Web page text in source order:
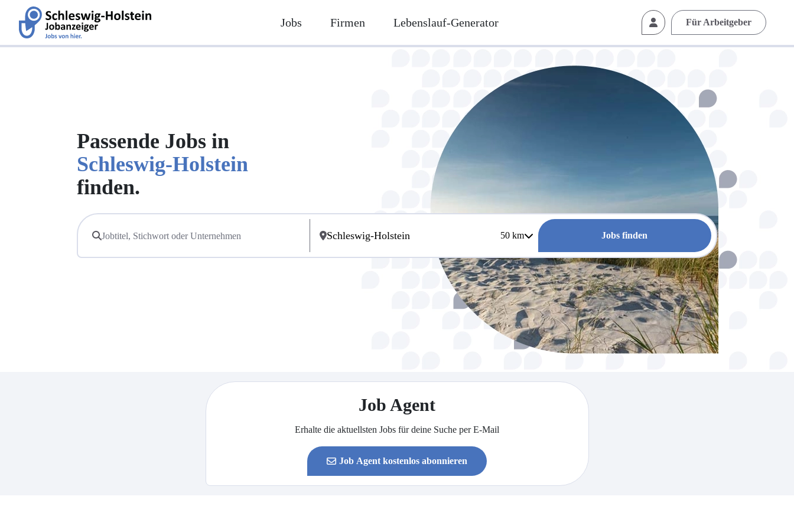
Jobs Firmen Lebenslauf-Generator Für Arbeitgeber
Passende Jobs in
Schleswig-Holstein
finden.
50km Jobs finden
Job Agent
Erhalte die aktuellsten Jobs für deine Suche per E-Mail
Job Agent kostenlos abonnieren